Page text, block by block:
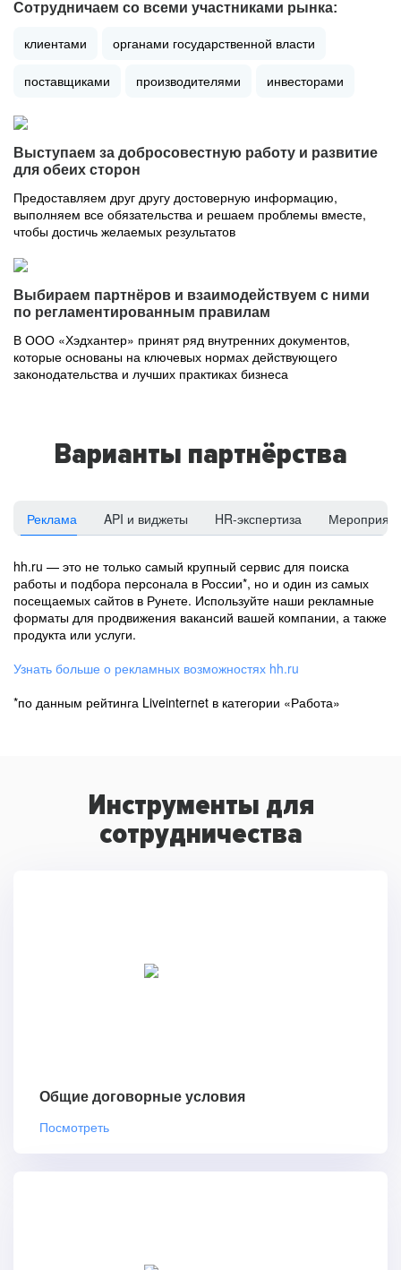
Сотрудничаем со всеми участниками рынка:
клиентами органами государственной власти
поставщиками производителями инвесторами
Выступаем за добросовестную работу и развитие
для обеих сторон
Предоставляем друг другу достоверную информацию,
выполняем все обязательства и решаем проблемы вместе,
чтобы достичь желаемых результатов
Выбираем партнёров и взаимодействуем с ними
по регламентированным правилам
В ООО «Хэдхантер» принят ряд внутренних документов,
которые основаны на ключевых нормах действующего
законодательства и лучших практиках бизнеса
Варианты партнёрства
Реклама API и виджеты HR-экспертиза
hh.ru — это не только самый крупный сервис для поиска
работы и подбора персонала в России*, но и один из самых
посещаемых сайтов в Рунете. Используйте наши рекламные
форматы для продвижения вакансий вашей компании, а также
продукта или услуги.
Узнать больше о рекламных возможностях hh.ru
*по данным рейтинга Liveinternet в категории «Работа»
Инструменты для
сотрудничества
Общие договорные условия
Посмотреть